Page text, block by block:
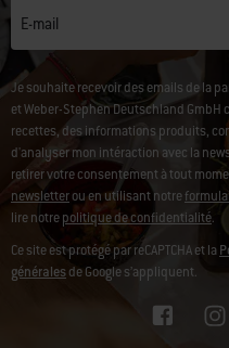
E-mail
Je souhaite recevoir des emails de la
et Weber-Stephen Deutschland
recettes, des informations produits,
d'analyser mon intéraction avec la
retirer votre consentement à tout
newsletterou en utilisant notre
lire notrepolitique de confidentialité.
Ce site est protégé par reCAPTCHA et la
généralesde Google s’appliquent.